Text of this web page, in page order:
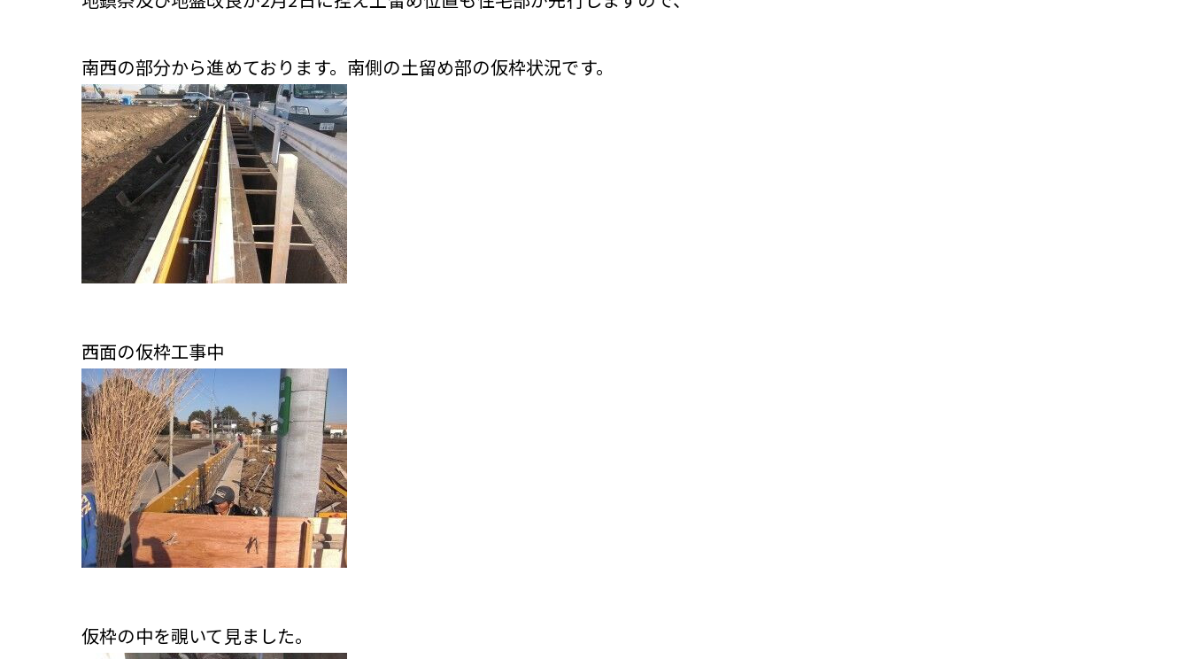
南西の部分から進めております。南側の土留め部の仮枠状況です。
西面の仮枠工事中
仮枠の中を覗いて見ました。